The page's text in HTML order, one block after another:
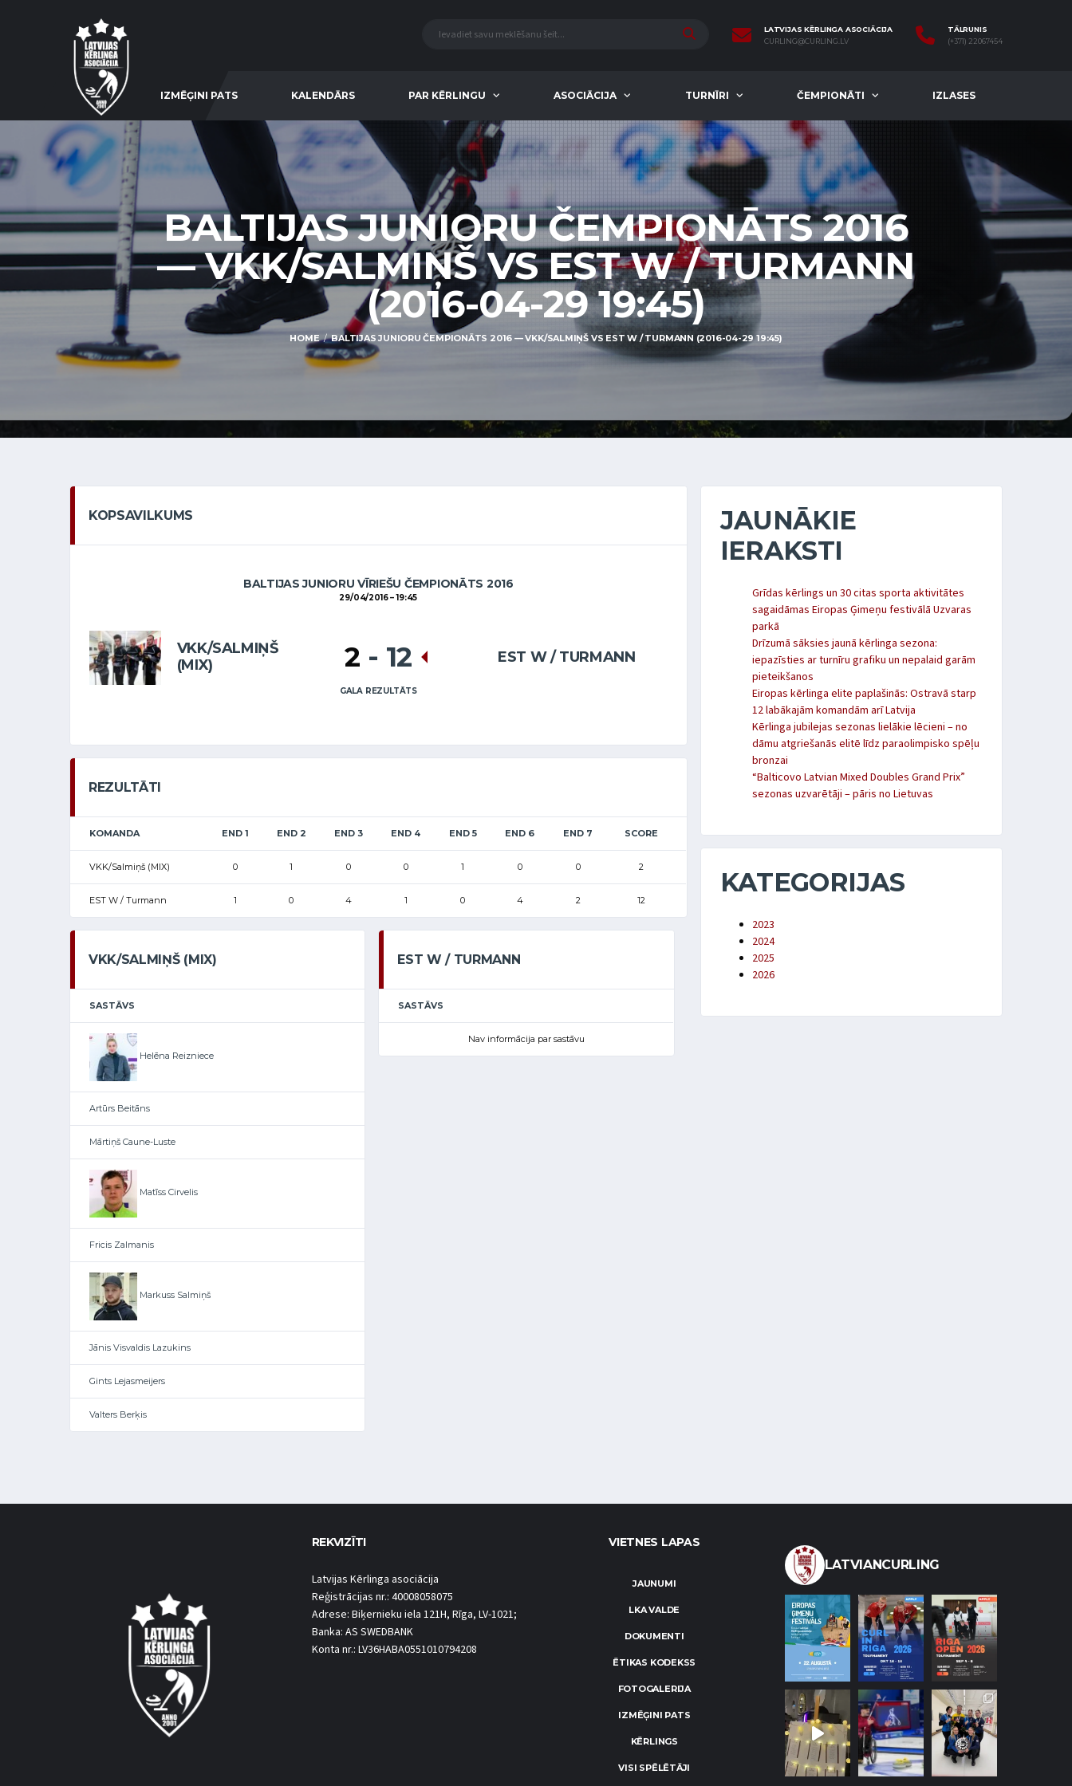
LATVIJAS KĒRLINGA ASOCIĀCIJA
CURLING@CURLING.LV
TĀLRUNIS
(+371) 22067454
IZMĒĢINI PATS KALENDĀRS PAR KĒRLINGU ASOCIĀCIJA TURNĪRI ČEMPIONĀTI IZLASES
BALTIJAS JUNIORU ČEMPIONĀTS 2016
— VKK/SALMIŅŠ VS EST W / TURMANN
(2016-04-29 19:45)
HOME BALTIJAS JUNIORU ČEMPIONĀTS 2016 — VKK/SALMIŅŠ VS EST W / TURMANN (2016-04-29 19:45)
KOPSAVILKUMS
BALTIJAS JUNIORU VĪRIEŠU ČEMPIONĀTS 2016
29/04/2016 19:45
VKK/SALMIŅŠ
(MIX)
EST W / TURMANN
2 - 12
GALA REZULTĀTS
REZULTĀTI
KOMANDA END 1 END 2 END 3 END 4 END 5 END 6 END 7 SCORE
VKK/Salmiņš (MIX) 0 1 0 0 1 0 0 2
EST W / Turmann 1 0 4 1 0 4 2 12
VKK/SALMIŅŠ (MIX)
SASTĀVS
Helēna Reizniece
Artūrs Beitāns
Mārtiņš Caune-Luste
Matīss Cirvelis
Fricis Zalmanis
Markuss Salmiņš
Jānis Visvaldis Lazukins
Gints Lejasmeijers
Valters Berķis
EST W / TURMANN
SASTĀVS
Nav informācija par sastāvu
JAUNĀKIE
IERAKSTI
Grīdas kērlings un 30 citas sporta aktivitātes
sagaidāmas Eiropas Ģimeņu festivālā Uzvaras
parkā
Drīzumā sāksies jaunā kērlinga sezona:
iepazīsties ar turnīru grafiku un nepalaid garām
pieteikšanos
Eiropas kērlinga elite paplašinās: Ostravā starp
12 labākajām komandām arī Latvija
Kērlinga jubilejas sezonas lielākie lēcieni – no
dāmu atgriešanās elitē līdz paraolimpisko spēļu
bronzai
“Balticovo Latvian Mixed Doubles Grand Prix”
sezonas uzvarētāji – pāris no Lietuvas
KATEGORIJAS
2023
2024
2025
2026
REKVIZĪTI
Latvijas Kērlinga asociācija
Reģistrācijas nr.: 40008058075
Adrese: Biķernieku iela 121H, Rīga, LV-1021;
Banka: AS SWEDBANK
Konta nr.: LV36HABA0551010794208
VIETNES LAPAS
JAUNUMI
LKA VALDE
DOKUMENTI
ĒTIKAS KODEKSS
FOTOGALERIJA
IZMĒĢINI PATS
KĒRLINGS
VISI SPĒLĒTĀJI
LATVIANCURLING